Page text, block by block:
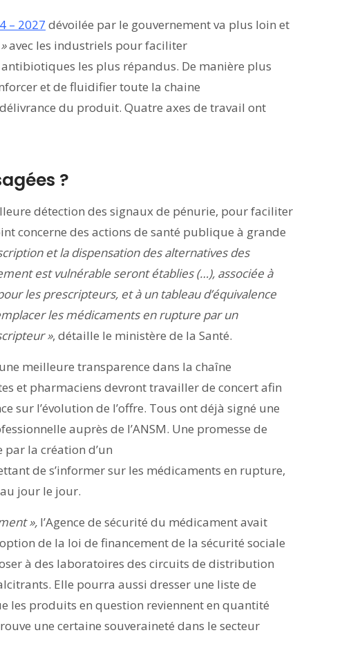
– 2027 dévoilée par le gouvernement va plus loin et
avec les industriels pour faciliter
les plus répandus. De manière plus
et de fluidifier toute la chaine
du produit. Quatre axes de travail ont
?
détection des signaux de pénurie, pour faciliter
concerne des actions de santé publique à grande
et la dispensation des alternatives des
est vulnérable seront établies (…), associée à
les prescripteurs, et à un tableau d’équivalence
les médicaments en rupture par un
», détaille le ministère de la Santé.
meilleure transparence dans la chaîne
et pharmaciens devront travailler de concert afin
sur l’évolution de l’offre. Tous ont déjà signé une
auprès de l’ANSM. Une promesse de
par la création d’un
de s’informer sur les médicaments en rupture,
jour le jour.
», l’Agence de sécurité du médicament avait
de la loi de financement de la sécurité sociale
à des laboratoires des circuits de distribution
Elle pourra aussi dresser une liste de
les produits en question reviennent en quantité
une certaine souveraineté dans le secteur